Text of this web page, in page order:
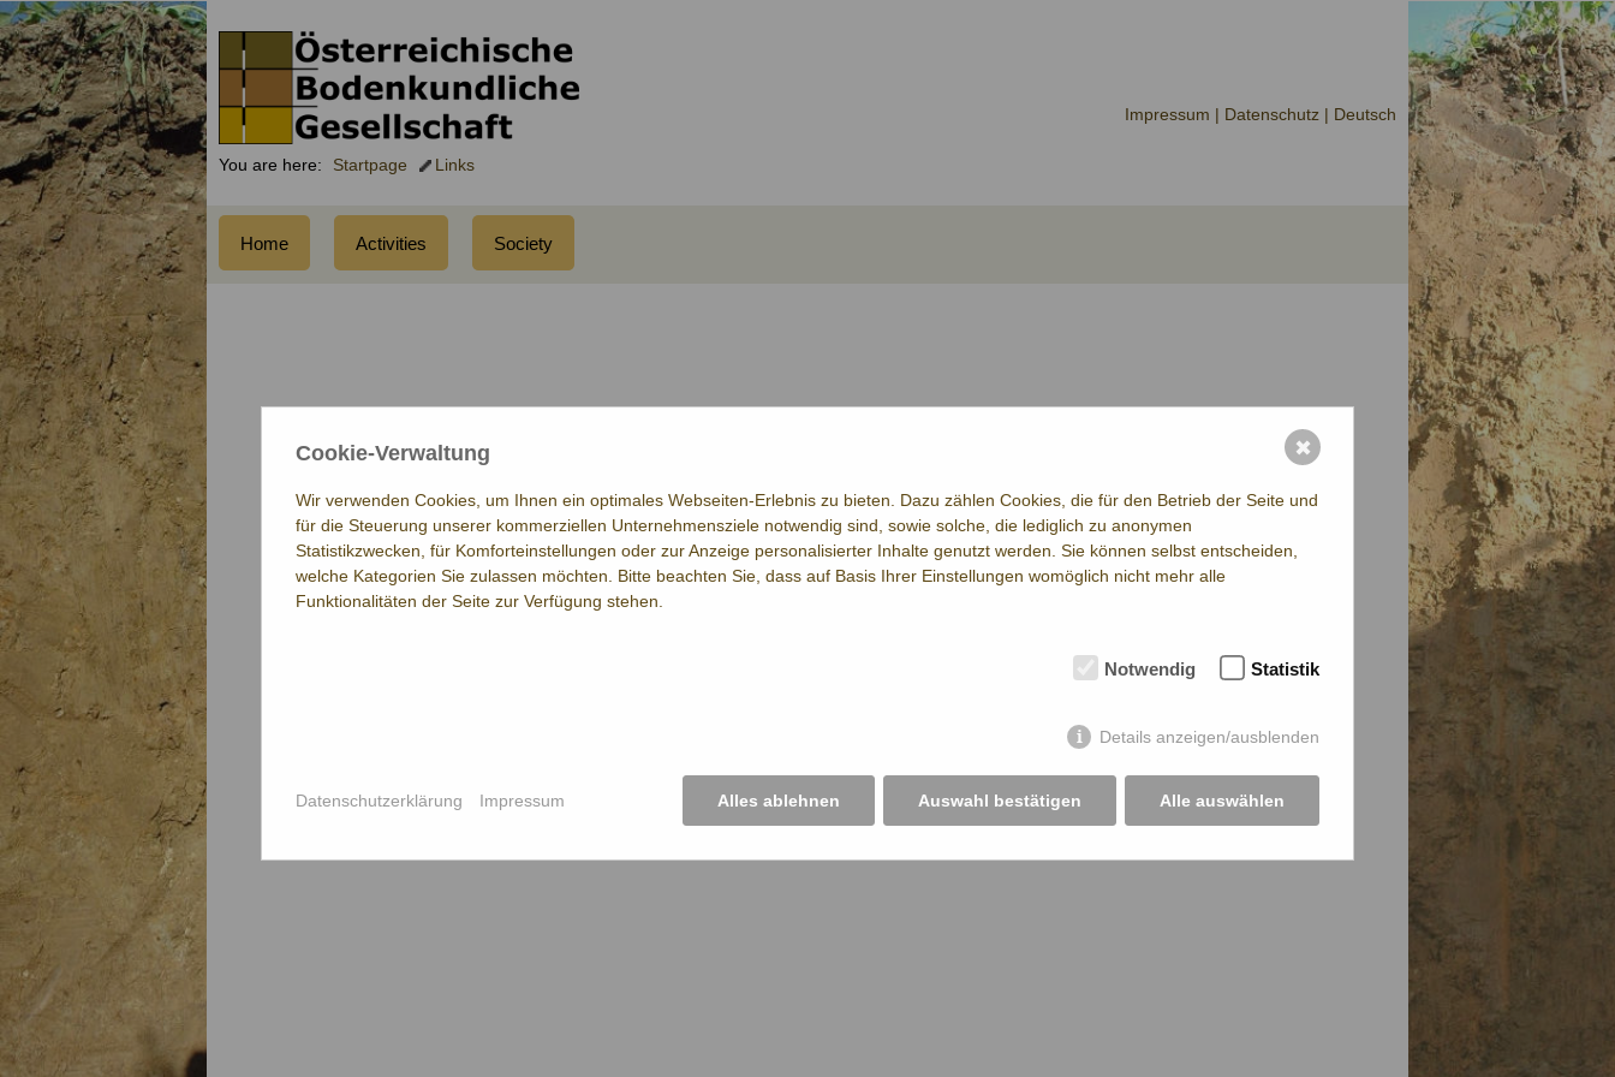
Impressum | Datenschutz | Deutsch
Home Activities Society
You are here: Startpage Links
Cookie-Verwaltung
Wir verwenden Cookies, um Ihnen ein optimales Webseiten-Erlebnis zu bieten. Dazu zählen Cookies, die für den Betrieb der Seite und
für die Steuerung unserer kommerziellen Unternehmensziele notwendig sind, sowie solche, die lediglich zu anonymen
Statistikzwecken, für Komforteinstellungen oder zur Anzeige personalisierter Inhalte genutzt werden. Sie können selbst entscheiden,
welche Kategorien Sie zulassen möchten. Bitte beachten Sie, dass auf Basis Ihrer Einstellungen womöglich nicht mehr alle
Funktionalitäten der Seite zur Verfügung stehen.
Notwendig Statistik
Details anzeigen/ausblenden
Alles ablehnen Auswahl bestätigen Alle auswählen
Datenschutzerklärung Impressum
✖